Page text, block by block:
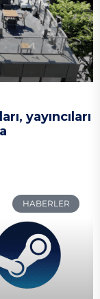
yayıncıları
HABERLER